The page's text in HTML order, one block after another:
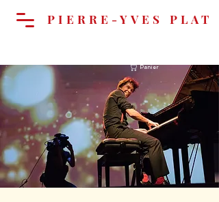
Panier
PIERRE-YVES PLAT